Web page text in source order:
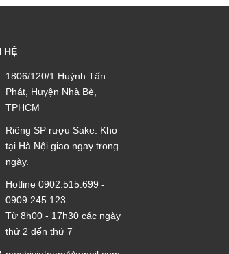
HỆ
1806/120/1 Huỳnh Tấn
Phát, Huyện Nhà Bè,
TPHCM
Riêng SP rượu Sake: Kho
tại Hà Nội giao ngay trong
ngày.
Hotline 0902.515.699 -
0909.245.123
Từ 8h00 - 17h30 các ngày
thứ 2 đến thứ 7